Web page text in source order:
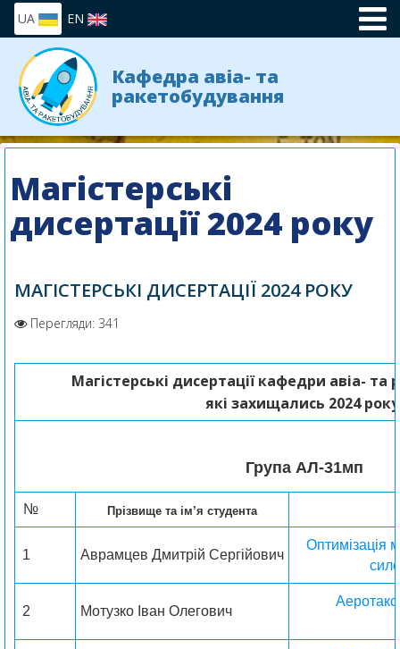
UA EN
Кафедра авіа- та
ракетобудування
Магістерські
дисертації 2024 року
МАГІСТЕРСЬКІ ДИСЕРТАЦІЇ 2024 РОКУ
Перегляди: 341
Магістерські дисертаціїкафедри авіа- та
які захищались 2024 року
Група AЛ-31мп
№ Прізвище та ім’я студента
1 Аврамцев Дмитрій Сергійович
Оптимізація
2 Мотузко Іван Олегович